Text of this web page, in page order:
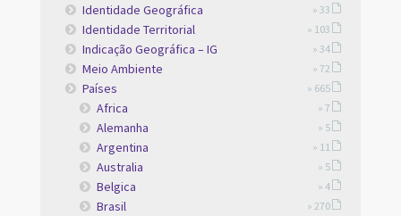
Identidade Geográfica » 33
Identidade Territorial » 103
Indicação Geográfica – IG » 34
Meio Ambiente » 72
Países » 665
Africa » 7
Alemanha » 5
Argentina » 11
Australia » 5
Belgica » 4
Brasil » 270